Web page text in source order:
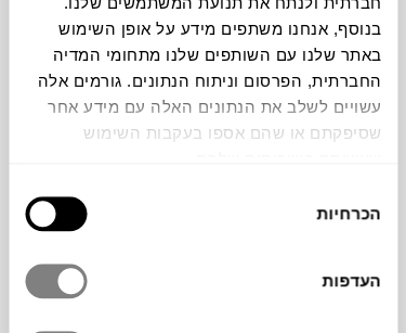
בנוסף, אנחנו משתפים מידע על אופן השימוש
באתר שלנו עם השותפים שלנו מתחומי המדיה
החברתית, הפרסום וניתוח הנתונים. גורמים אלה
עשויים לשלב את הנתונים האלה עם מידע אחר
שסיפקתם או שהם אספו בעקבות השימוש
הסכמה
הכרחיות
העדפות
צבעים
WORKS
, בעיצובו של Bjørn van den Berg
הנורווגי, מתאפיינת בחומריות נועזת שמעניקה